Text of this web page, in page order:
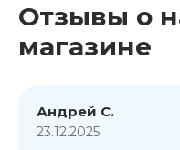
Отзывы о
магазине
Андрей С.
23.12.2025